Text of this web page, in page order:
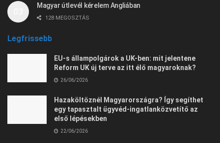
Magyar útlevél kérelem Angliában
128 MEGOSZTÁS
Legfrissebb
EU-s állampolgárok a UK-ben: mit jelentene
Reform UK új terve az itt élő magyaroknak?
26/06/2026
Hazaköltöznél Magyarországra? Így segíthet
egy tapasztalt ügyvéd-ingatlanközvetítő az
első lépésekben
22/06/2026